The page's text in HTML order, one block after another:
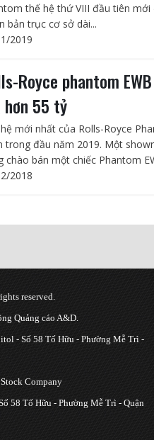
thế hệ thứ VIII đầu tiên
bản trục cơ sở dài...
2019
Royce phantom
hơn 55 tỷ
mới nhất của Rolls-Royce
trong đầu năm 2019. Một
chào bán một chiếc Phantom
2018
reserved.
Quảng cáo A&D.
- Số 58 Tố Hữu - Phường Mễ Trì -
Company
58 Tố Hữu - Phường Mễ Trì - Quận